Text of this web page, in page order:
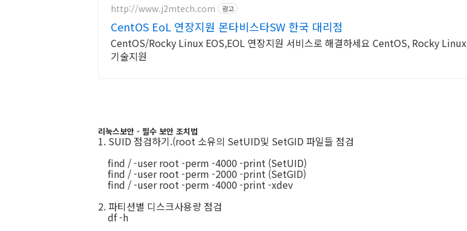
http://www.j2mtech.com 광고
CentOS EoL 연장지원 몬타비스타SW 한국 대리점
CentOS/Rocky Linux EOS,EOL 연장지원 서비스로 해결하세요 CentOS, Rocky Linux
기술지원
리눅스보안 - 필수 보안 조치법
1. SUID 점검하기.(root 소유의 SetUID및 SetGID 파일들 점검
find / -user root -perm -4000 -print (SetUID)
find / -user root -perm -2000 -print (SetGID)
find / -user root -perm -4000 -print -xdev
2. 파티션별 디스크사용량 점검
df -h